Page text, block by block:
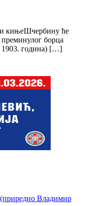
кињеШчербину ће
борца
1903. година) […]